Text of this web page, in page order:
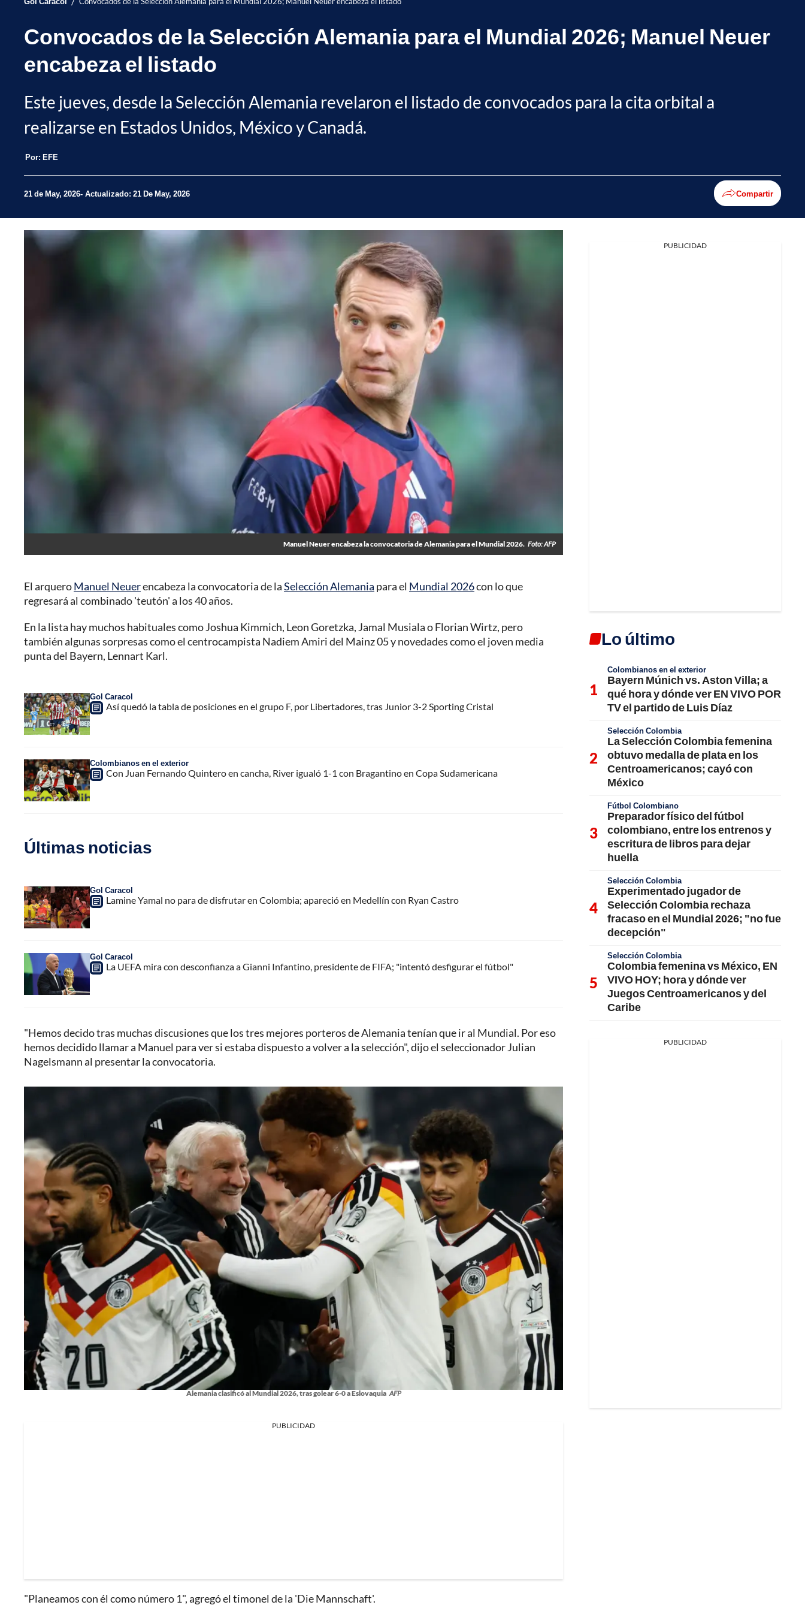
Convocados de la Selección Alemania para el Mundial 2026; Manuel Neuer
encabeza el listado
Este jueves, desde la Selección Alemania revelaron el listado de convocados para la cita orbital a
realizarse en Estados Unidos, México y Canadá.
Por: EFE
21 de May, 2026 Actualizado: 21 De May, 2026 Compartir
Manuel Neuer encabeza la convocatoria de Alemania para el Mundial 2026. Foto: AFP
El arqueroManuel Neuerencabeza la convocatoria de laSelección Alemania para el Mundial 2026con lo que
regresará al combinado 'teutón' a los 40 años.
En la lista hay muchos habituales como Joshua Kimmich, Leon Goretzka, Jamal Musiala o Florian Wirtz, pero
también algunas sorpresas como el centrocampista Nadiem Amiri del Mainz 05 y novedades como el joven media
punta del Bayern, Lennart Karl.
Gol Caracol
Así quedó la tabla de posiciones en el grupo F, por Libertadores, tras Junior 3-2 Sporting Cristal
Colombianos en el exterior
Con Juan Fernando Quintero en cancha, River igualó 1-1 con Bragantino en Copa Sudamericana
Últimas noticias
Gol Caracol
Lamine Yamal no para de disfrutar en Colombia; apareció en Medellín con Ryan Castro
Gol Caracol
La UEFA mira con desconfianza a Gianni Infantino, presidente de FIFA; "intentó desfigurar el fútbol"
"Hemos decido tras muchas discusiones que los tres mejores porteros de Alemania tenían que ir al Mundial. Por eso
hemos decidido llamar a Manuel para ver si estaba dispuesto a volver a la selección", dijo el seleccionador Julian
Nagelsmann al presentar la convocatoria.
Alemania clasificó al Mundial 2026, tras golear 6-0 a Eslovaquia AFP
PUBLICIDAD
"Planeamos con él como número 1", agregó el timonel de la 'Die Mannschaft'.
PUBLICIDAD
Lo último
Colombianos en el exterior
Bayern Múnich vs. Aston Villa; a
qué hora y dónde ver EN VIVO POR
TV el partido de Luis Díaz
Selección Colombia
La Selección Colombia femenina
obtuvo medalla de plata en los
Centroamericanos; cayó con
México
Fútbol Colombiano
Preparador físico del fútbol
colombiano, entre los entrenos y
escritura de libros para dejar
huella
Selección Colombia
Experimentado jugador de
Selección Colombia rechaza
fracaso en el Mundial 2026; "no fue
decepción"
Selección Colombia
Colombia femenina vs México, EN
VIVO HOY; hora y dónde ver
Juegos Centroamericanos y del
Caribe
PUBLICIDAD